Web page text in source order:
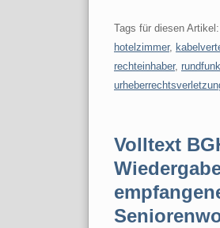
Tags für diesen Artikel:
hotelzimmer,
rechteinhaber, rundfunk
Volltext